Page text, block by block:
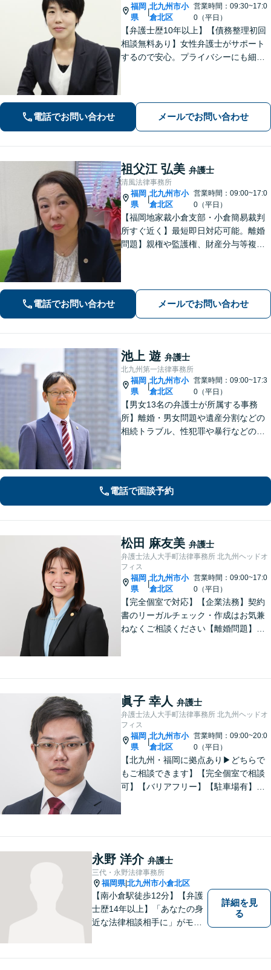
福岡
県
北九州市小
倉北区
営業時間：09:30~17:0
0（平日）
【弁護士歴10年以上】【債務整理初回
相談無料あり】女性弁護士がサポート
するので安心。プライバシーにも細心
い。【完全個室で相談】【駐車場あ
電話でお問い合わせ メールでお問い合わせ
祖父江 弘美 弁護士
清風法律事務所
福岡
県
北九州市小
倉北区
営業時間：09:00~17:0
0（平日）
【福岡地家裁小倉支部・小倉簡易裁判
所すぐ近く】最短即日対応可能。離婚
問題】親権や監護権、財産分与等複雑
力と交渉力を強みに円満な相続へ。
電話でお問い合わせ メールでお問い合わせ
池上 遊 弁護士
北九州第一法律事務所
福岡
県
北九州市小
倉北区
営業時間：09:00~17:3
0（平日）
【男女13名の弁護士が所属する事務
所】離婚・男女問題や遺産分割などの
相続トラブル、性犯罪や暴行などの刑
します【土日祝・当日対応可】
電話で面談予約
松田 麻友美 弁護士
弁護士法人大手町法律事務所 北九州ヘッドオ
フィス
福岡
県
北九州市小
倉北区
営業時間：09:00~17:0
0（平日）
【完全個室で対応】【企業法務】契約
書のリーガルチェック・作成はお気兼
ねなくご相談ください【離婚問題】不
眞子 幸人 弁護士
弁護士法人大手町法律事務所 北九州ヘッドオ
フィス
福岡
県
北九州市小
倉北区
営業時間：09:00~20:0
0（平日）
【北九州・福岡に拠点あり▶どちらで
もご相談できます】【完全個室で相談
可】【バリアフリー】【駐車場有】法
します。お悩みの方はご相談くださ
い。
永野 洋介 弁護士
三代・永野法律事務所
福岡県|北九州市小倉北区
【南小倉駅徒歩12分】【弁護
士歴14年以上】「あなたの身
近な法律相談相手に」がモッ
事故、債務整理等、個人が抱
詳細を見
る